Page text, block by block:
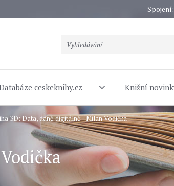
Spojení:
ceskeknihy.cz Knižní
3D: Data, daně digitálně - Milan Vodička